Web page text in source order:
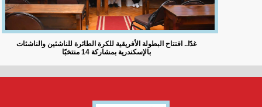
غدًا.. افتتاح البطولة الأفريقية للكرة الطائرة للناشئين والناشئات
بالإسكندرية بمشاركة 14 منتخبًا